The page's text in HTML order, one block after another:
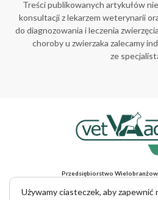
Treści publikowanych artykułów
konsultacji z lekarzem weterynarii
do diagnozowania i leczenia
choroby u zwierzaka zalecamy
ze
Przedsiębiorstwo
Adres do korespondencji: ul.
tel. +48 81 445 23 00, e-mail
Używamy ciasteczek, aby zapewnić